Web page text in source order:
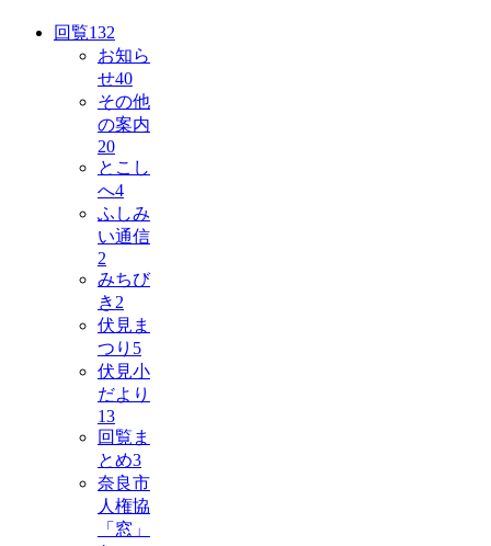
回覧132
お知ら
せ40
その他
の案内
20
とこし
へ4
ふしみ
い通信
2
みちび
き 2
伏見ま
つり 5
伏見小
だより
13
回覧ま
とめ3
奈良市
人権協
「窓」